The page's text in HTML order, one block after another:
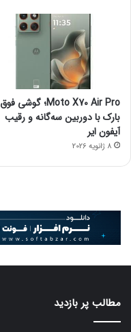
Moto X70 Air Pro؛ گوشی فوق
بارک با دوربین سه‌گانه و رقیب
آیفون ایر
8 ژانویه 2026
مطالب پر بازدید